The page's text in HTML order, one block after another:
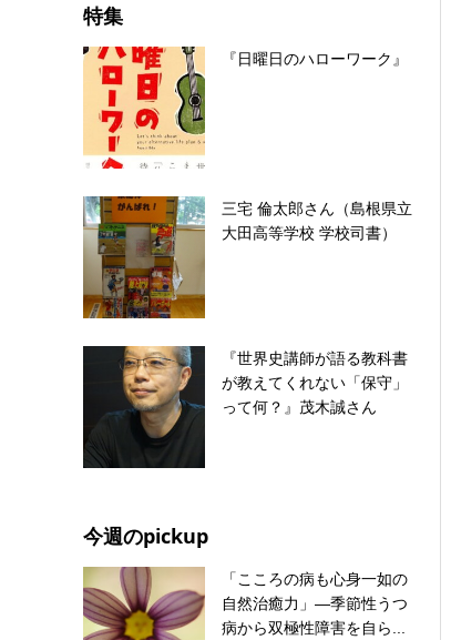
特集
『日曜日のハローワーク』
三宅 倫太郎さん（島根県立
大田高等学校 学校司書）
『世界史講師が語る教科書
が教えてくれない「保守」
って何？』茂木誠さん
今週のpickup
「こころの病も心身一如の
自然治癒力」―季節性うつ
病から双極性障害を自ら...